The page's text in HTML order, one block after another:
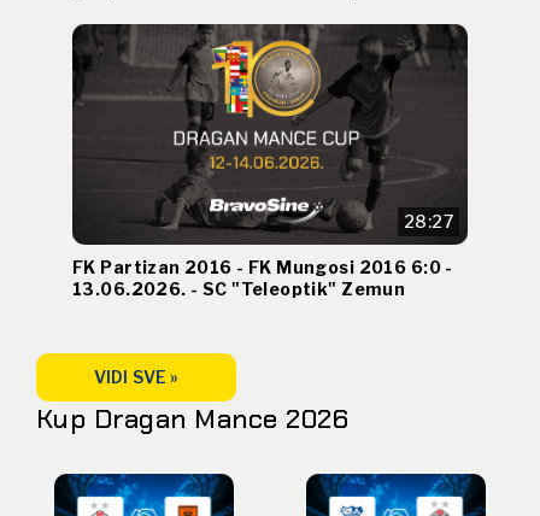
28:27
FK Partizan 2016 - FK Mungosi 2016 6:0 -
13.06.2026. - SC "Teleoptik" Zemun
VIDI SVE »
Kup Dragan Mance 2026